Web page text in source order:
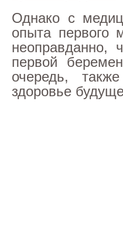
Однако с
опыта первого
неоправданно,
первой
очередь,
здоровье